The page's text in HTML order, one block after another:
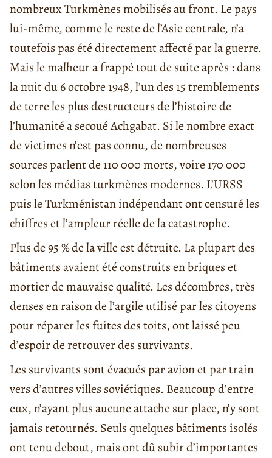
nombreux Turkmènes mobilisés au front. Le pays
lui-même, comme le reste de l’Asie centrale, n’a
toutefois pas été directement affecté par la guerre.
Mais le malheur a frappé tout de suite après : dans
la nuit du 6 octobre 1948, l’un des 15 tremblements
de terre les plus destructeurs de l’histoire de
l’humanité a secoué Achgabat. Si le nombre exact
de victimes n’est pas connu, de nombreuses
sources parlent de 110 000 morts, voire 170 000
selon les médias turkmènes modernes. L’URSS
puis le Turkménistan indépendant ont censuré les
chiffres et l’ampleur réelle de la catastrophe.
Plus de 95 % de la ville est détruite. La plupart des
bâtiments avaient été construits en briques et
mortier de mauvaise qualité. Les décombres, très
denses en raison de l’argile utilisé par les citoyens
pour réparer les fuites des toits, ont laissé peu
d’espoir de retrouver des survivants.
Les survivants sont évacués par avion et par train
vers d’autres villes soviétiques. Beaucoup d’entre
eux, n’ayant plus aucune attache sur place, n’y sont
jamais retournés. Seuls quelques bâtiments isolés
ont tenu debout, mais ont dû subir d’importantes